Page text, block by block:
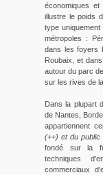
économiques
illustre le poids
type
métropoles :
dans les foyers
Roubaix, et
autour du parc
sur les rives de
Dans la plupart
de Nantes,
appartiennent
(++) et du public
fondé sur la
techniques
commerciaux